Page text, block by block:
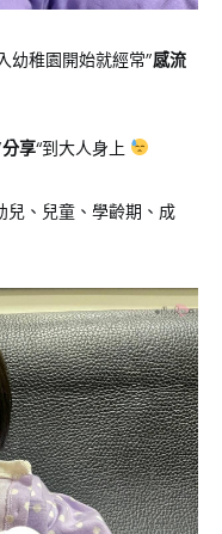
幼稚園開始就經常”感流
分享“到大人身上
兒、兒童、學齡期、成